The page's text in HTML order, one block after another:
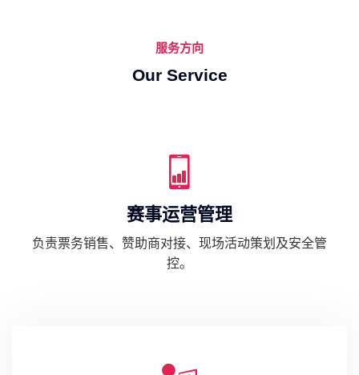
服务方向
Our Service
赛事运营管理
负责票务销售、赞助商对接、现场活动策划及安全管
控。